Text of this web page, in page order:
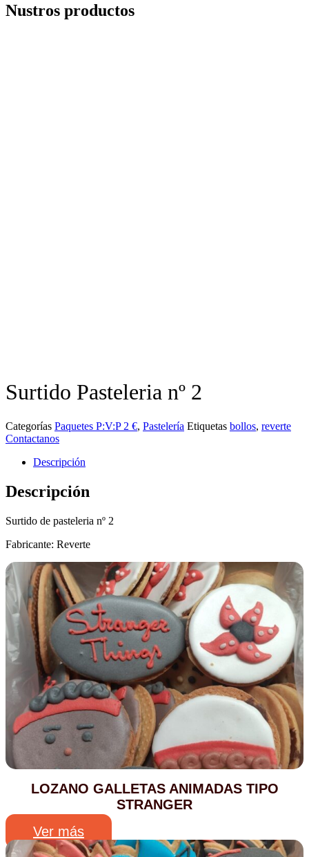
Nustros productos
Surtido Pasteleria nº 2
Categorías Paquetes P:V:P 2 €, Pastelería Etiquetas bollos, reverte
Contactanos
Descripción
Descripción
Surtido de pasteleria nº 2
Fabricante: Reverte
LOZANO GALLETAS ANIMADAS TIPO
STRANGER
Ver más